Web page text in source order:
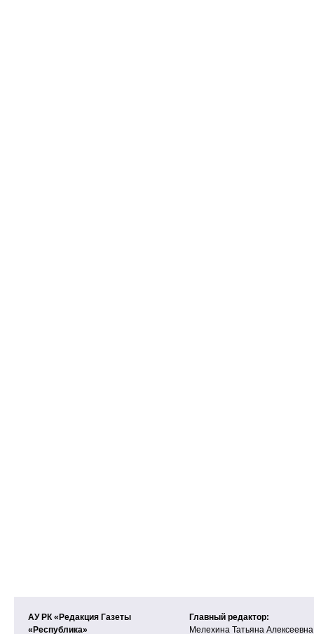
АУ РК «Редакция Газеты
«Республика»
Главный редактор:
Мелехина Татьяна Алексеевна